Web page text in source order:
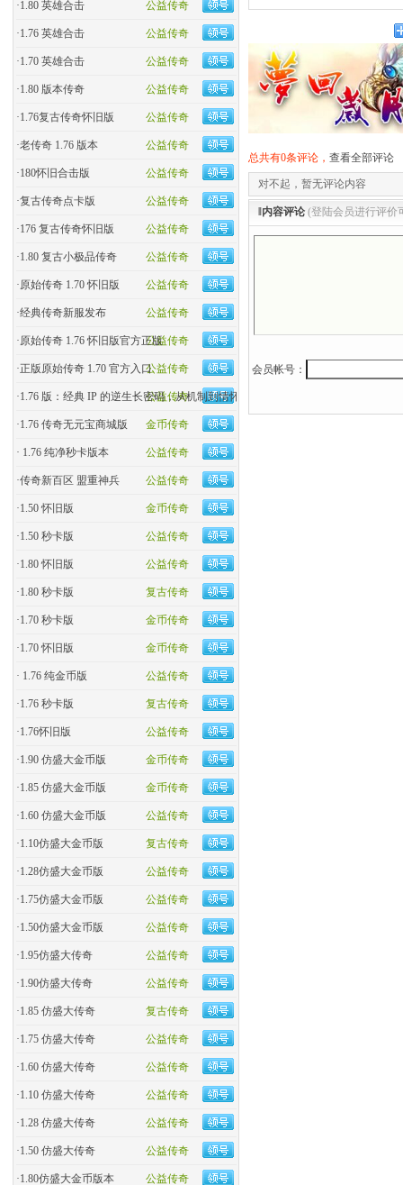
公益传奇
·1.80 英雄合击
公益传奇
·1.76 英雄合击
公益传奇
·1.70 英雄合击
公益传奇
·1.80 版本传奇
公益传奇
·1.76复古传奇怀旧版
公益传奇
·老传奇 1.76 版本
公益传奇
·180怀旧合击版
公益传奇
·复古传奇点卡版
公益传奇
·176 复古传奇怀旧版
公益传奇
·1.80 复古小极品传奇
公益传奇
·原始传奇 1.70 怀旧版
公益传奇
·经典传奇新服发布
公益传奇
·原始传奇 1.76 怀旧版官方正版
公益传奇
·正版原始传奇 1.70 官方入口
公益传奇
·1.76 版：经典 IP 的逆生长密码，从机制到情怀的全民�
金币传奇
·1.76 传奇无元宝商城版
公益传奇
· 1.76 纯净秒卡版本
公益传奇
·传奇新百区 盟重神兵
金币传奇
·1.50 怀旧版
公益传奇
·1.50 秒卡版
公益传奇
·1.80 怀旧版
复古传奇
·1.80 秒卡版
金币传奇
·1.70 秒卡版
金币传奇
·1.70 怀旧版
公益传奇
· 1.76 纯金币版
复古传奇
·1.76 秒卡版
公益传奇
·1.76怀旧版
金币传奇
·1.90 仿盛大金币版
金币传奇
·1.85 仿盛大金币版
公益传奇
·1.60 仿盛大金币版
复古传奇
·1.10仿盛大金币版
公益传奇
·1.28仿盛大金币版
公益传奇
·1.75仿盛大金币版
公益传奇
·1.50仿盛大金币版
公益传奇
·1.95仿盛大传奇
公益传奇
·1.90仿盛大传奇
复古传奇
·1.85 仿盛大传奇
公益传奇
·1.75 仿盛大传奇
公益传奇
·1.60 仿盛大传奇
公益传奇
·1.10 仿盛大传奇
公益传奇
·1.28 仿盛大传奇
公益传奇
·1.50 仿盛大传奇
公益传奇
·1.80仿盛大金币版本
总共有0条评论， 查看全部评论
对不起，暂无评论内容
‖内容评论 (登陆会员进行评价
会员帐号：